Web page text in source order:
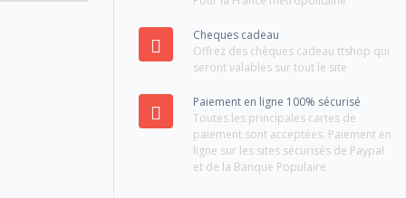
Cheques cadeau
Offrez des chèques cadeau ttshop qui
seront valables sur tout le site
Paiement en ligne 100% sécurisé
Toutes les principales cartes de
paiement sont acceptées. Paiement en
ligne sur les sites sécurisés de Paypal
et de la Banque Populaire